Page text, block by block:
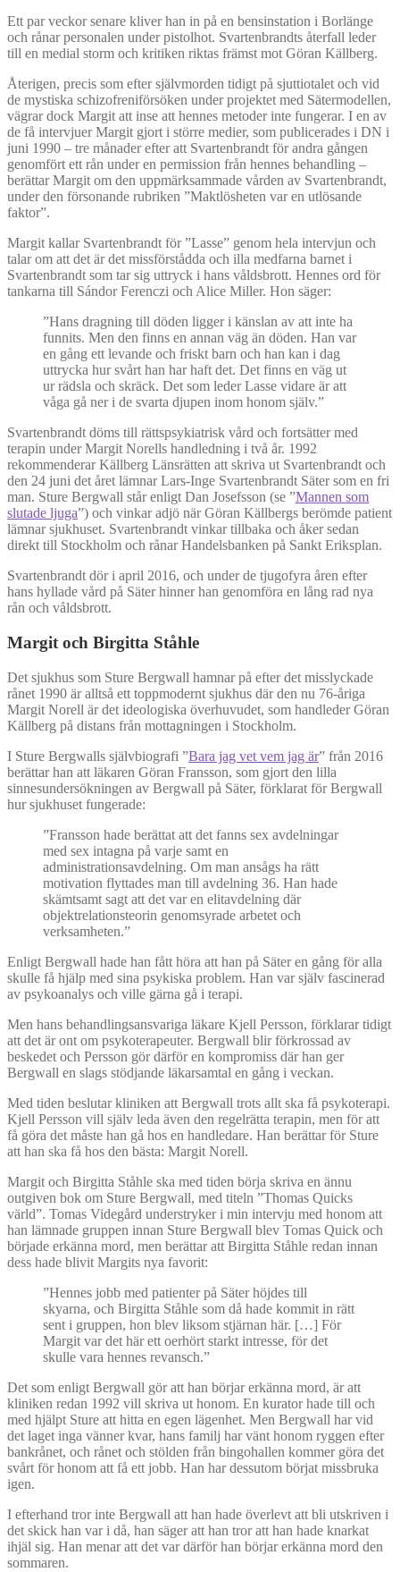
Ett par veckor senare kliver han in på en bensinstation i Borlänge
och rånar personalen under pistolhot. Svartenbrandts återfall leder
till en medial storm och kritiken riktas främst mot Göran Källberg.
Återigen, precis som efter självmorden tidigt på sjuttiotalet och vid
de mystiska schizofreniförsöken under projektet med Sätermodellen,
vägrar dock Margit att inse att hennes metoder inte fungerar. I en av
de få intervjuer Margit gjort i större medier, som publicerades i DN i
juni 1990 – tre månader efter att Svartenbrandt för andra gången
genomfört ett rån under en permission från hennes behandling –
berättar Margit om den uppmärksammade vården av Svartenbrandt,
under den försonande rubriken ”Maktlösheten var en utlösande
faktor”.
Margit kallar Svartenbrandt för ”Lasse” genom hela intervjun och
talar om att det är det missförstådda och illa medfarna barnet i
Svartenbrandt som tar sig uttryck i hans våldsbrott. Hennes ord för
tankarna till Sándor Ferenczi och Alice Miller. Hon säger:
”Hans dragning till döden ligger i känslan av att inte ha
funnits. Men den finns en annan väg än döden. Han var
en gång ett levande och friskt barn och han kan i dag
uttrycka hur svårt han har haft det. Det finns en väg ut
ur rädsla och skräck. Det som leder Lasse vidare är att
våga gå ner i de svarta djupen inom honom själv.”
Svartenbrandt döms till rättspsykiatrisk vård och fortsätter med
terapin under Margit Norells handledning i två år. 1992
rekommenderar Källberg Länsrätten att skriva ut Svartenbrandt och
den 24 juni det året lämnar Lars-Inge Svartenbrandt Säter som en fri
man. Sture Bergwall står enligt Dan Josefsson (se ”Mannen som
slutade ljuga”) och vinkar adjö när Göran Källbergs berömde patient
lämnar sjukhuset. Svartenbrandt vinkar tillbaka och åker sedan
direkt till Stockholm och rånar Handelsbanken på Sankt Eriksplan.
Svartenbrandt dör i april 2016, och under de tjugofyra åren efter
hans hyllade vård på Säter hinner han genomföra en lång rad nya
rån och våldsbrott.
Margit och Birgitta Ståhle
Det sjukhus som Sture Bergwall hamnar på efter det misslyckade
rånet 1990 är alltså ett toppmodernt sjukhus där den nu 76-åriga
Margit Norell är det ideologiska överhuvudet, som handleder Göran
Källberg på distans från mottagningen i Stockholm.
I Sture Bergwalls självbiografi ”Bara jag vet vem jag är” från 2016
berättar han att läkaren Göran Fransson, som gjort den lilla
sinnesundersökningen av Bergwall på Säter, förklarat för Bergwall
hur sjukhuset fungerade:
”Fransson hade berättat att det fanns sex avdelningar
med sex intagna på varje samt en
administrationsavdelning. Om man ansågs ha rätt
motivation flyttades man till avdelning 36. Han hade
skämtsamt sagt att det var en elitavdelning där
objektrelationsteorin genomsyrade arbetet och
verksamheten.”
Enligt Bergwall hade han fått höra att han på Säter en gång för alla
skulle få hjälp med sina psykiska problem. Han var själv fascinerad
av psykoanalys och ville gärna gå i terapi.
Men hans behandlingsansvariga läkare Kjell Persson, förklarar tidigt
att det är ont om psykoterapeuter. Bergwall blir förkrossad av
beskedet och Persson gör därför en kompromiss där han ger
Bergwall en slags stödjande läkarsamtal en gång i veckan.
Med tiden beslutar kliniken att Bergwall trots allt ska få psykoterapi.
Kjell Persson vill själv leda även den regelrätta terapin, men för att
få göra det måste han gå hos en handledare. Han berättar för Sture
att han ska få hos den bästa: Margit Norell.
Margit och Birgitta Ståhle ska med tiden börja skriva en ännu
outgiven bok om Sture Bergwall, med titeln ”Thomas Quicks
värld”. Tomas Videgård understryker i min intervju med honom att
han lämnade gruppen innan Sture Bergwall blev Tomas Quick och
började erkänna mord, men berättar att Birgitta Ståhle redan innan
dess hade blivit Margits nya favorit:
”Hennes jobb med patienter på Säter höjdes till
skyarna, och Birgitta Ståhle som då hade kommit in rätt
sent i gruppen, hon blev liksom stjärnan här. […] För
Margit var det här ett oerhört starkt intresse, för det
skulle vara hennes revansch.”
Det som enligt Bergwall gör att han börjar erkänna mord, är att
kliniken redan 1992 vill skriva ut honom. En kurator hade till och
med hjälpt Sture att hitta en egen lägenhet. Men Bergwall har vid
det laget inga vänner kvar, hans familj har vänt honom ryggen efter
bankrånet, och rånet och stölden från bingohallen kommer göra det
svårt för honom att få ett jobb. Han har dessutom börjat missbruka
igen.
I efterhand tror inte Bergwall att han hade överlevt att bli utskriven i
det skick han var i då, han säger att han tror att han hade knarkat
ihjäl sig. Han menar att det var därför han börjar erkänna mord den
sommaren.